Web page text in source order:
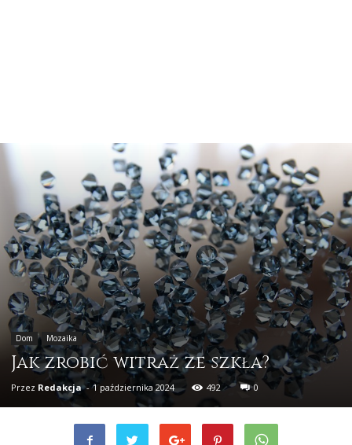
Dom Mozaika
Jak zrobić witraż ze szkła?
Przez Redakcja - 1 października 2024 492 0